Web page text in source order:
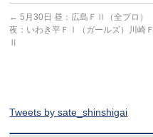
← 5月30日 昼：広島ＦⅡ（全プロ）
夜：いわき平ＦⅠ（ガールズ）川崎Ｆ
Ⅱ
Tweets by sate_shinshigai